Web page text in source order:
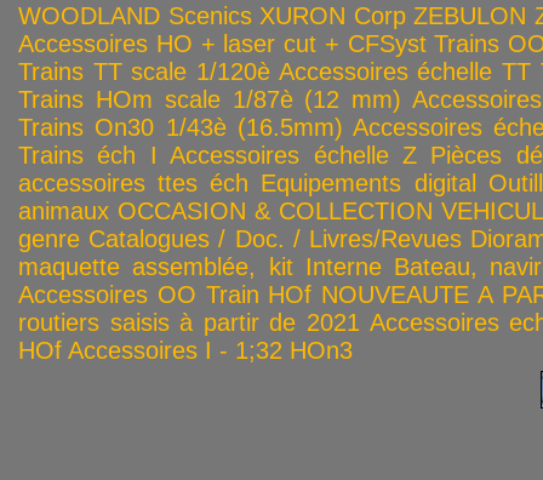
WOODLAND Scenics XURON Corp ZEBULON
Accessoires HO + laser cut + CFSyst Trains
Trains TT scale 1/120è Accessoires échelle TT
Trains HOm scale 1/87è (12 mm)
Trains On30 1/43è (16.5mm) Accessoires
Trains éch I Accessoires échelle Z Pièces
accessoires ttes éch Equipements digital
animaux OCCASION & COLLECTION
genre Catalogues / Doc. / Livres/Revues
maquette assemblée, kit Interne Bateau,
Accessoires OO Train HOf NOUVEAUTE A
routiers saisis à partir de 2021 Accessoires
HOf Accessoires I - 1;32 HOn3